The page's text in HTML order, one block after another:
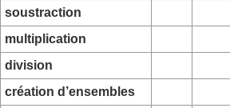
soustraction
multiplication
division
création d’ensembles